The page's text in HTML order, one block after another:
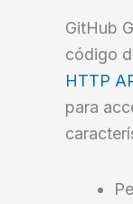
GitHub
código
HTTP
para